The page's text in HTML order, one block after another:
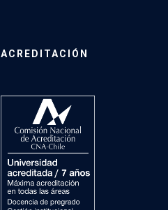
ACREDITACIÓN